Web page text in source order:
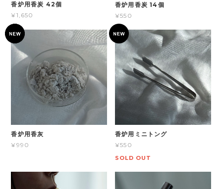
香炉用香炭 42個
¥1,650
香炉用香炭 14個
¥550
香炉用香灰
¥990
香炉用ミニトング
¥550
SOLD OUT